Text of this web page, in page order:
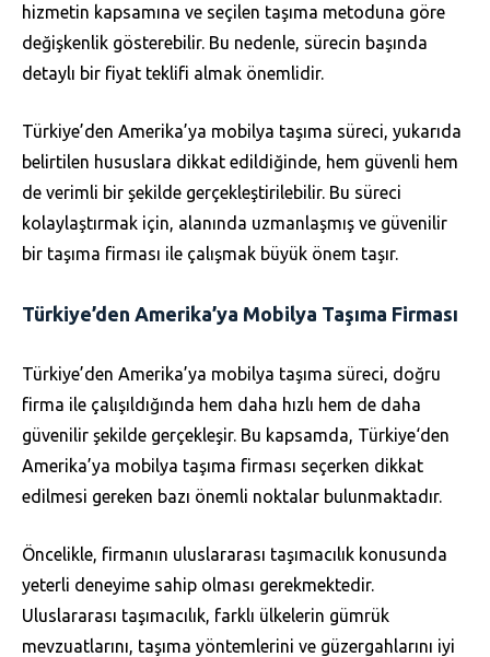
hizmetin kapsamına ve seçilen taşıma metoduna göre
değişkenlik gösterebilir. Bu nedenle, sürecin başında
detaylı bir fiyat teklifi almak önemlidir.
Türkiye’den Amerika’ya mobilya taşıma süreci, yukarıda
belirtilen hususlara dikkat edildiğinde, hem güvenli hem
de verimli bir şekilde gerçekleştirilebilir. Bu süreci
kolaylaştırmak için, alanında uzmanlaşmış ve güvenilir
bir taşıma firması ile çalışmak büyük önem taşır.
Türkiye’den Amerika’ya Mobilya Taşıma Firması
Türkiye’den Amerika’ya mobilya taşıma süreci, doğru
firma ile çalışıldığında hem daha hızlı hem de daha
güvenilir şekilde gerçekleşir. Bu kapsamda, Türkiye‘den
Amerika’ya mobilya taşıma firması seçerken dikkat
edilmesi gereken bazı önemli noktalar bulunmaktadır.
Öncelikle, firmanın uluslararası taşımacılık konusunda
yeterli deneyime sahip olması gerekmektedir.
Uluslararası taşımacılık, farklı ülkelerin gümrük
mevzuatlarını, taşıma yöntemlerini ve güzergahlarını iyi